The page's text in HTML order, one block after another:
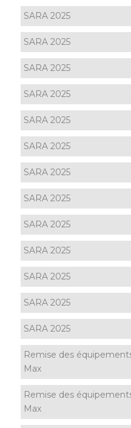
SARA 2025
SARA 2025
SARA 2025
SARA 2025
SARA 2025
SARA 2025
SARA 2025
SARA 2025
SARA 2025
SARA 2025
SARA 2025
SARA 2025
SARA 2025
Remise des
Max
Remise des
Max